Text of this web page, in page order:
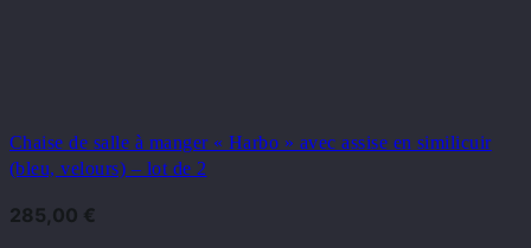
Chaise de salle à manger « Harbo » avec assise en similicuir
(bleu, velours) – lot de 2
285,00 €